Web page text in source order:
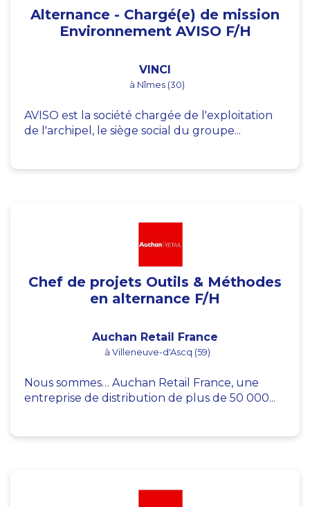
Alternance - Chargé(e) de mission
Environnement AVISO F/H
VINCI
à Nîmes (30)
AVISO est la société chargée de l'exploitation
de l'archipel, le siège social du groupe...
Chef de projets Outils & Méthodes
en alternance F/H
Auchan Retail France
à Villeneuve-d'Ascq (59)
Nous sommes… Auchan Retail France, une
entreprise de distribution de plus de 50 000...